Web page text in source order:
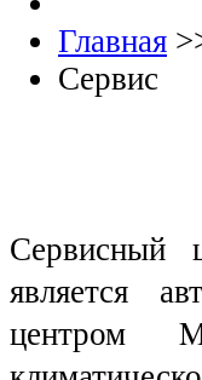
Главная
Сервис
Сервисный
является
центром